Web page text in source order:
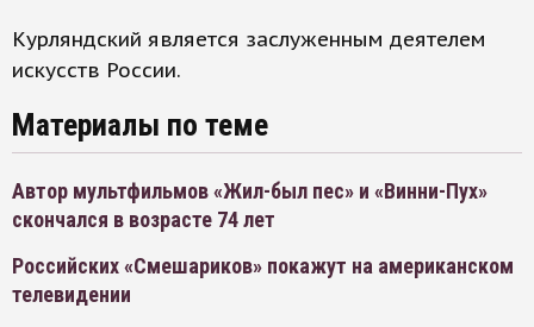
Курляндский является заслуженным деятелем
искусств России.
Материалы по теме
Автор мультфильмов «Жил-был пес» и «Винни-Пух»
скончался в возрасте 74 лет
Российских «Смешариков» покажут на американском
телевидении